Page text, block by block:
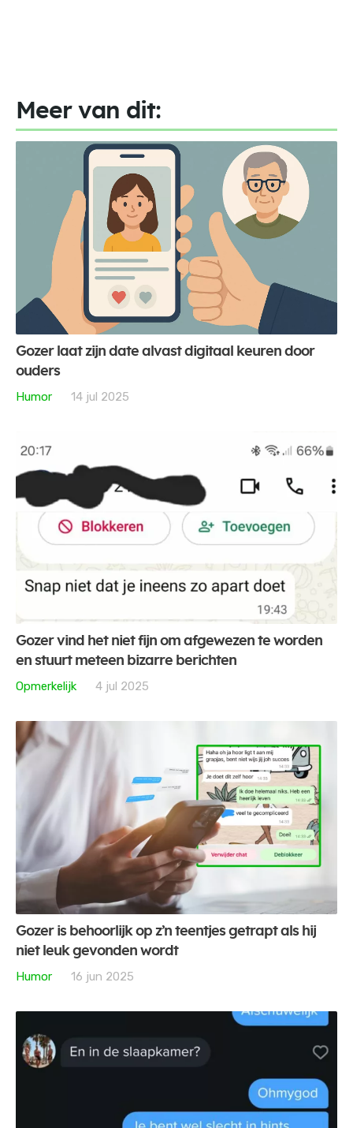
Meer van dit:
Gozer laat zijn date alvast digitaal keuren door
ouders
Humor
14 jul 2025
Gozer vind het niet fijn om afgewezen te worden
en stuurt meteen bizarre berichten
Opmerkelijk
4 jul 2025
Gozer is behoorlijk op z’n teentjes getrapt als hij
niet leuk gevonden wordt
Humor
16 jun 2025